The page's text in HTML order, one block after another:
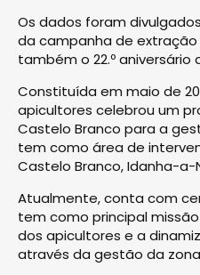
Os dados foram
da campanha de extração
também o 22.º aniversário
Constituída em maio de
apicultores celebrou um
Castelo Branco para a
tem como área de
Castelo Branco, Idanha-a-
Atualmente, conta com
tem como principal
dos apicultores e a
através da gestão da